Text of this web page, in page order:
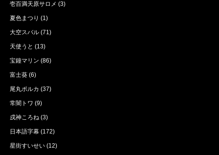
壱百満天原サロメ (3)
夏色まつり (1)
大空スバル (71)
天使うと (13)
宝鐘マリン (86)
富士葵 (6)
尾丸ポルカ (37)
常闇トワ (9)
戌神ころね (3)
日本語字幕 (172)
星街すいせい (12)